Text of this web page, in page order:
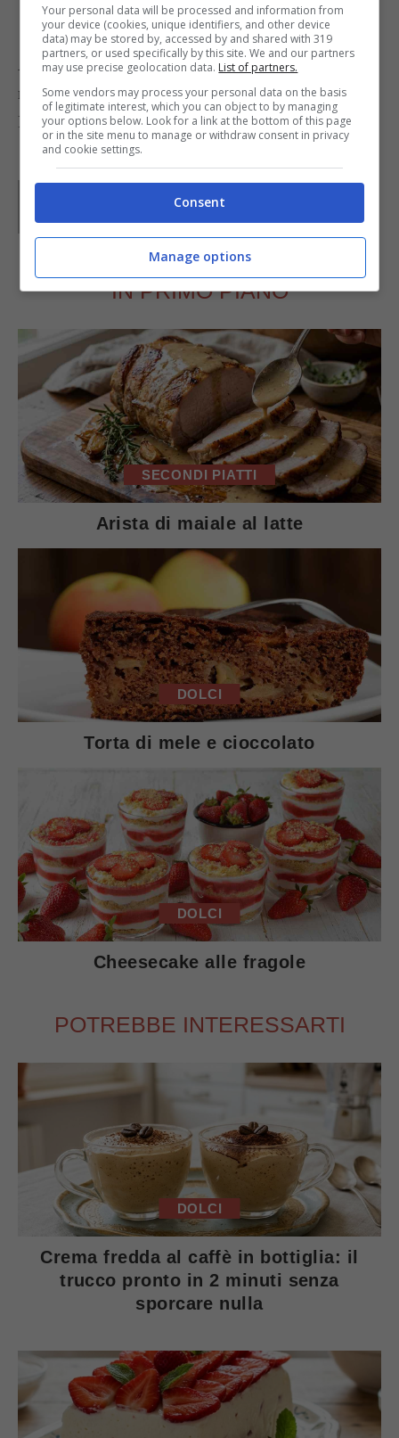
dell’oriente.
A piacere distribuiteci sopra delle foglioline di
menta fresca.
Foto distu_spivack
GIeGI è stata collaboratrice di Buttalapasta dal 2008 al
2013, spaziando tra tutte le tipologie di ricette, con un
occhio di riguardo a quelle della tradizione regionale.
IN PRIMO PIANO
SECONDI PIATTI
Arista di maiale al latte
DOLCI
Torta di mele e cioccolato
DOLCI
Cheesecake alle fragole
POTREBBE INTERESSARTI
DOLCI
Crema fredda al caffè in bottiglia: il
trucco pronto in 2 minuti senza
sporcare nulla
Your personal data will be processed and information from
your device (cookies, unique identifiers, and other device
data) may be stored by, accessed by and shared with 319
partners, or used specifically by this site. We and our partners
may use precise geolocation data. List of partners.
Some vendors may process your personal data on the basis
of legitimate interest, which you can object to by managing
your options below. Look for a link at the bottom of this page
or in the site menu to manage or withdraw consent in privacy
and cookie settings.
Consent
Manage options